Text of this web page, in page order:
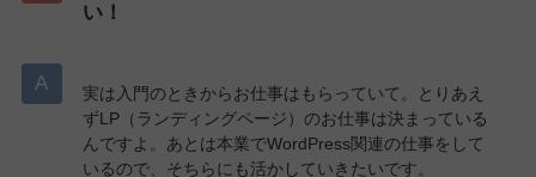
い！
実は入門のときからお仕事はもらっていて。とりあえ
ずLP（ランディングページ）のお仕事は決まっている
んですよ。あとは本業でWordPress関連の仕事をして
いるので、そちらにも活かしていきたいです。